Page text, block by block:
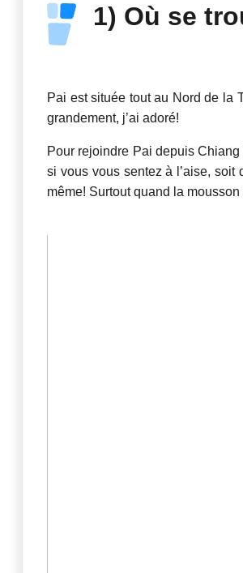
1) Où se
Pai est située tout au Nord de la
grandement, j’ai adoré!
Pour rejoindre Pai depuis
si vous vous sentez à l’aise,
même! Surtout quand la